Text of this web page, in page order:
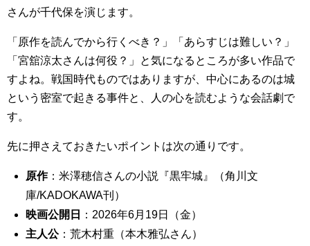
さんが千代保を演じます。
「原作を読んでから行くべき？」「あらすじは難しい？」
「宮舘涼太さんは何役？」と気になるところが多い作品で
すよね。戦国時代ものではありますが、中心にあるのは城
という密室で起きる事件と、人の心を読むような会話劇で
す。
先に押さえておきたいポイントは次の通りです。
原作：米澤穂信さんの小説『黒牢城』（角川文
庫/KADOKAWA刊）
映画公開日
：2026年6月19日（金）
主人公：荒木村重（本木雅弘さん）